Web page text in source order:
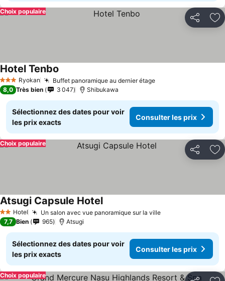
Partager
Choix populaire
3 ÉtoilesRyokan Buffet panoramique au dernier étageConsulter les prix
Hotel Tenbo
8,0 Très bien 3 047 Shibukawa
Sélectionnez des dates pour voir
les prix exacts
Consulter les prix
Partager
Choix populaire
2 Étoiles
Hotel Un salon avec vue panoramique sur la villeConsulter les
Atsugi Capsule HotelConsulter les prix
7,7 Bien 965 Atsugi
Sélectionnez des dates pour voir
les prix exacts
Consulter les prix
Choix populaire